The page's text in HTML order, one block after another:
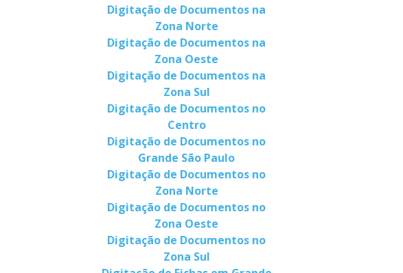
Digitação de Documentos na
Zona Norte
Digitação de Documentos na
Zona Oeste
Digitação de Documentos na
Zona Sul
Digitação de Documentos no
Centro
Digitação de Documentos no
Grande São Paulo
Digitação de Documentos no
Zona Norte
Digitação de Documentos no
Zona Oeste
Digitação de Documentos no
Zona Sul